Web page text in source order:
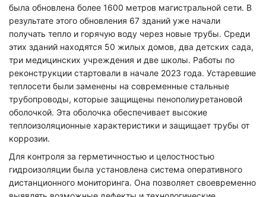
была обновлена более 1600 метров магистральной сети. В
результате этого обновления 67 зданий уже начали
получать тепло и горячую воду через новые трубы. Среди
этих зданий находятся 50 жилых домов, два детских сада,
три медицинских учреждения и две школы. Работы по
реконструкции стартовали в начале 2023 года. Устаревшие
теплосети были заменены на современные стальные
трубопроводы, которые защищены пенополиуретановой
оболочкой. Эта оболочка обеспечивает высокие
теплоизоляционные характеристики и защищает трубы от
коррозии.
Для контроля за герметичностью и целостностью
гидроизоляции была установлена система оперативного
дистанционного мониторинга. Она позволяет своевременно